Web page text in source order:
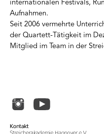
internationalen Festivals,
Aufnahmen.
Seit 2006 vermehrte
der Quartett-Tätigkeit im
Mitglied im Team in der